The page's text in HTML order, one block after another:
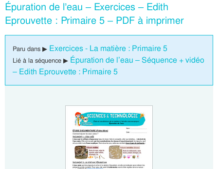
Épuration de l’eau – Exercices – Edith
Eprouvette : Primaire 5 – PDF à imprimer
Paru dans ▶ Exercices - La matière : Primaire 5
Lié à la séquence ▶ Épuration de l’eau – Séquence + vidéo
– Edith Eprouvette : Primaire 5